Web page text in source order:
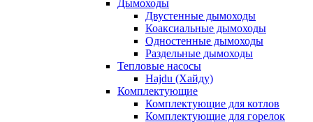
Дымоходы
Двустенные дымоходы
Коаксиальные дымоходы
Одностенные дымоходы
Раздельные дымоходы
Тепловые насосы
Hajdu (Хайду)
Комплектующие
Комплектующие для котлов
Комплектующие для горелок